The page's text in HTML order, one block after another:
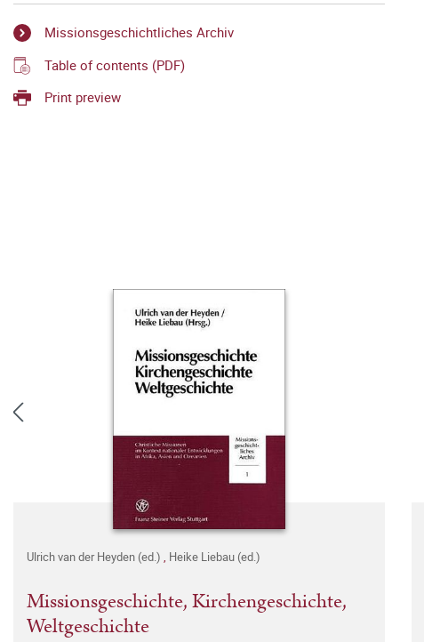
Missionsgeschichtliches Archiv
Table of contents (PDF)
Print preview
Ulrich van der Heyden (ed.) , Heike Liebau (ed.)
Missionsgeschichte, Kirchengeschichte,
Weltgeschichte